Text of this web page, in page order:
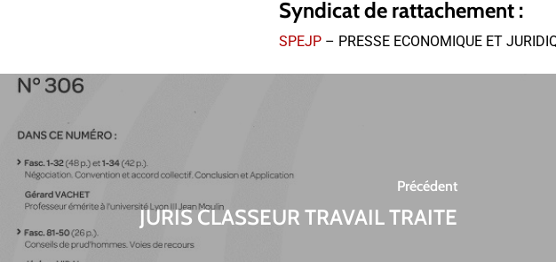
Syndicat de rattachement :
SPEJP – PRESSE ECONOMIQUE ET
Précédent
JURIS CLASSEUR TRAVAIL TRAITE